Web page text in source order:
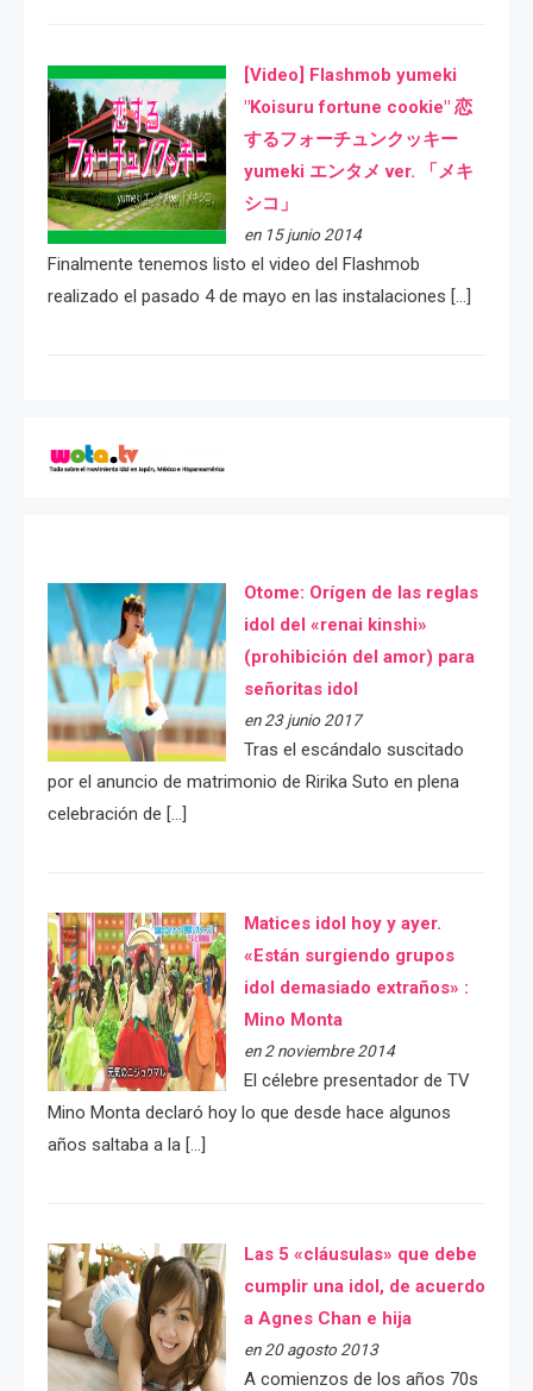
[Video] Flashmob yumeki
"Koisuru fortune cookie" 恋
するフォーチュンクッキー
yumeki エンタメ ver. 「メキ
シコ」
en 15 junio 2014
Finalmente tenemos listo el video del Flashmob
realizado el pasado 4 de mayo en las instalaciones […]
Otome: Orígen de las reglas
idol del «renai kinshi»
(prohibición del amor) para
señoritas idol
en 23 junio 2017
Tras el escándalo suscitado
por el anuncio de matrimonio de Ririka Suto en plena
celebración de […]
Matices idol hoy y ayer.
«Están surgiendo grupos
idol demasiado extraños» :
Mino Monta
en 2 noviembre 2014
El célebre presentador de TV
Mino Monta declaró hoy lo que desde hace algunos
años saltaba a la […]
Las 5 «cláusulas» que debe
cumplir una idol, de acuerdo
a Agnes Chan e hija
en 20 agosto 2013
A comienzos de los años 70s